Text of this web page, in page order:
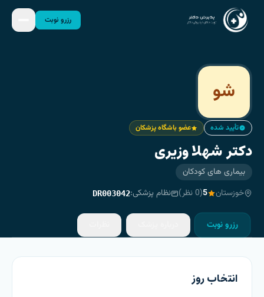
رزرو نوبت
شو
تأیید شده عضو باشگاه پزشکان
دکتر شهلا وزیری
بیماری های کودکان
خوزستان
5
(
0نظر) نظام پزشکی:DR003042
رزرو نوبت
انتخاب روز